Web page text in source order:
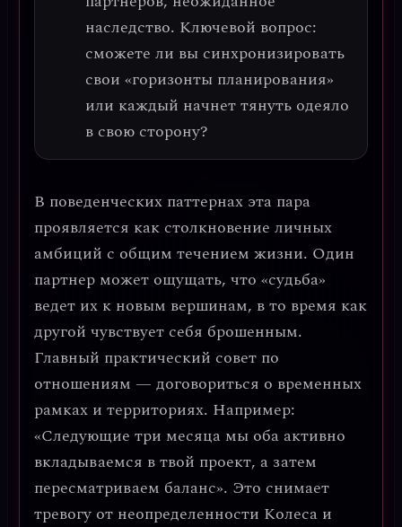
наследство. Ключевой вопрос:
сможете ли вы синхронизировать
свои «горизонты планирования»
или каждый начнет тянуть одеяло
в свою сторону?
В поведенческих паттернах эта пара
проявляется как столкновение личных
амбиций с общим течением жизни. Один
партнер может ощущать, что «судьба»
ведет их к новым вершинам, в то время как
другой чувствует себя брошенным.
Главный практический совет по
отношениям — договориться о временных
рамках и территориях. Например:
«Следующие три месяца мы оба активно
вкладываемся в твой проект, а затем
пересматриваем баланс». Это снимает
тревогу от неопределенности Колеса и